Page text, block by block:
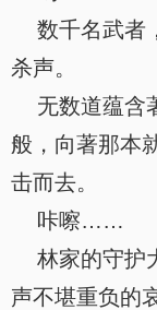
数千名武者
杀声。
无数道蕴含
般，向著那本
击而去。
咔嚓……
林家的守护
声不堪重负的